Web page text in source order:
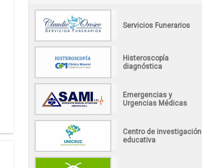
Servicios Funerarios
Histeroscopía
diagnóstica
Emergencias y
Urgencias Médicas
Centro de investigación
educativa